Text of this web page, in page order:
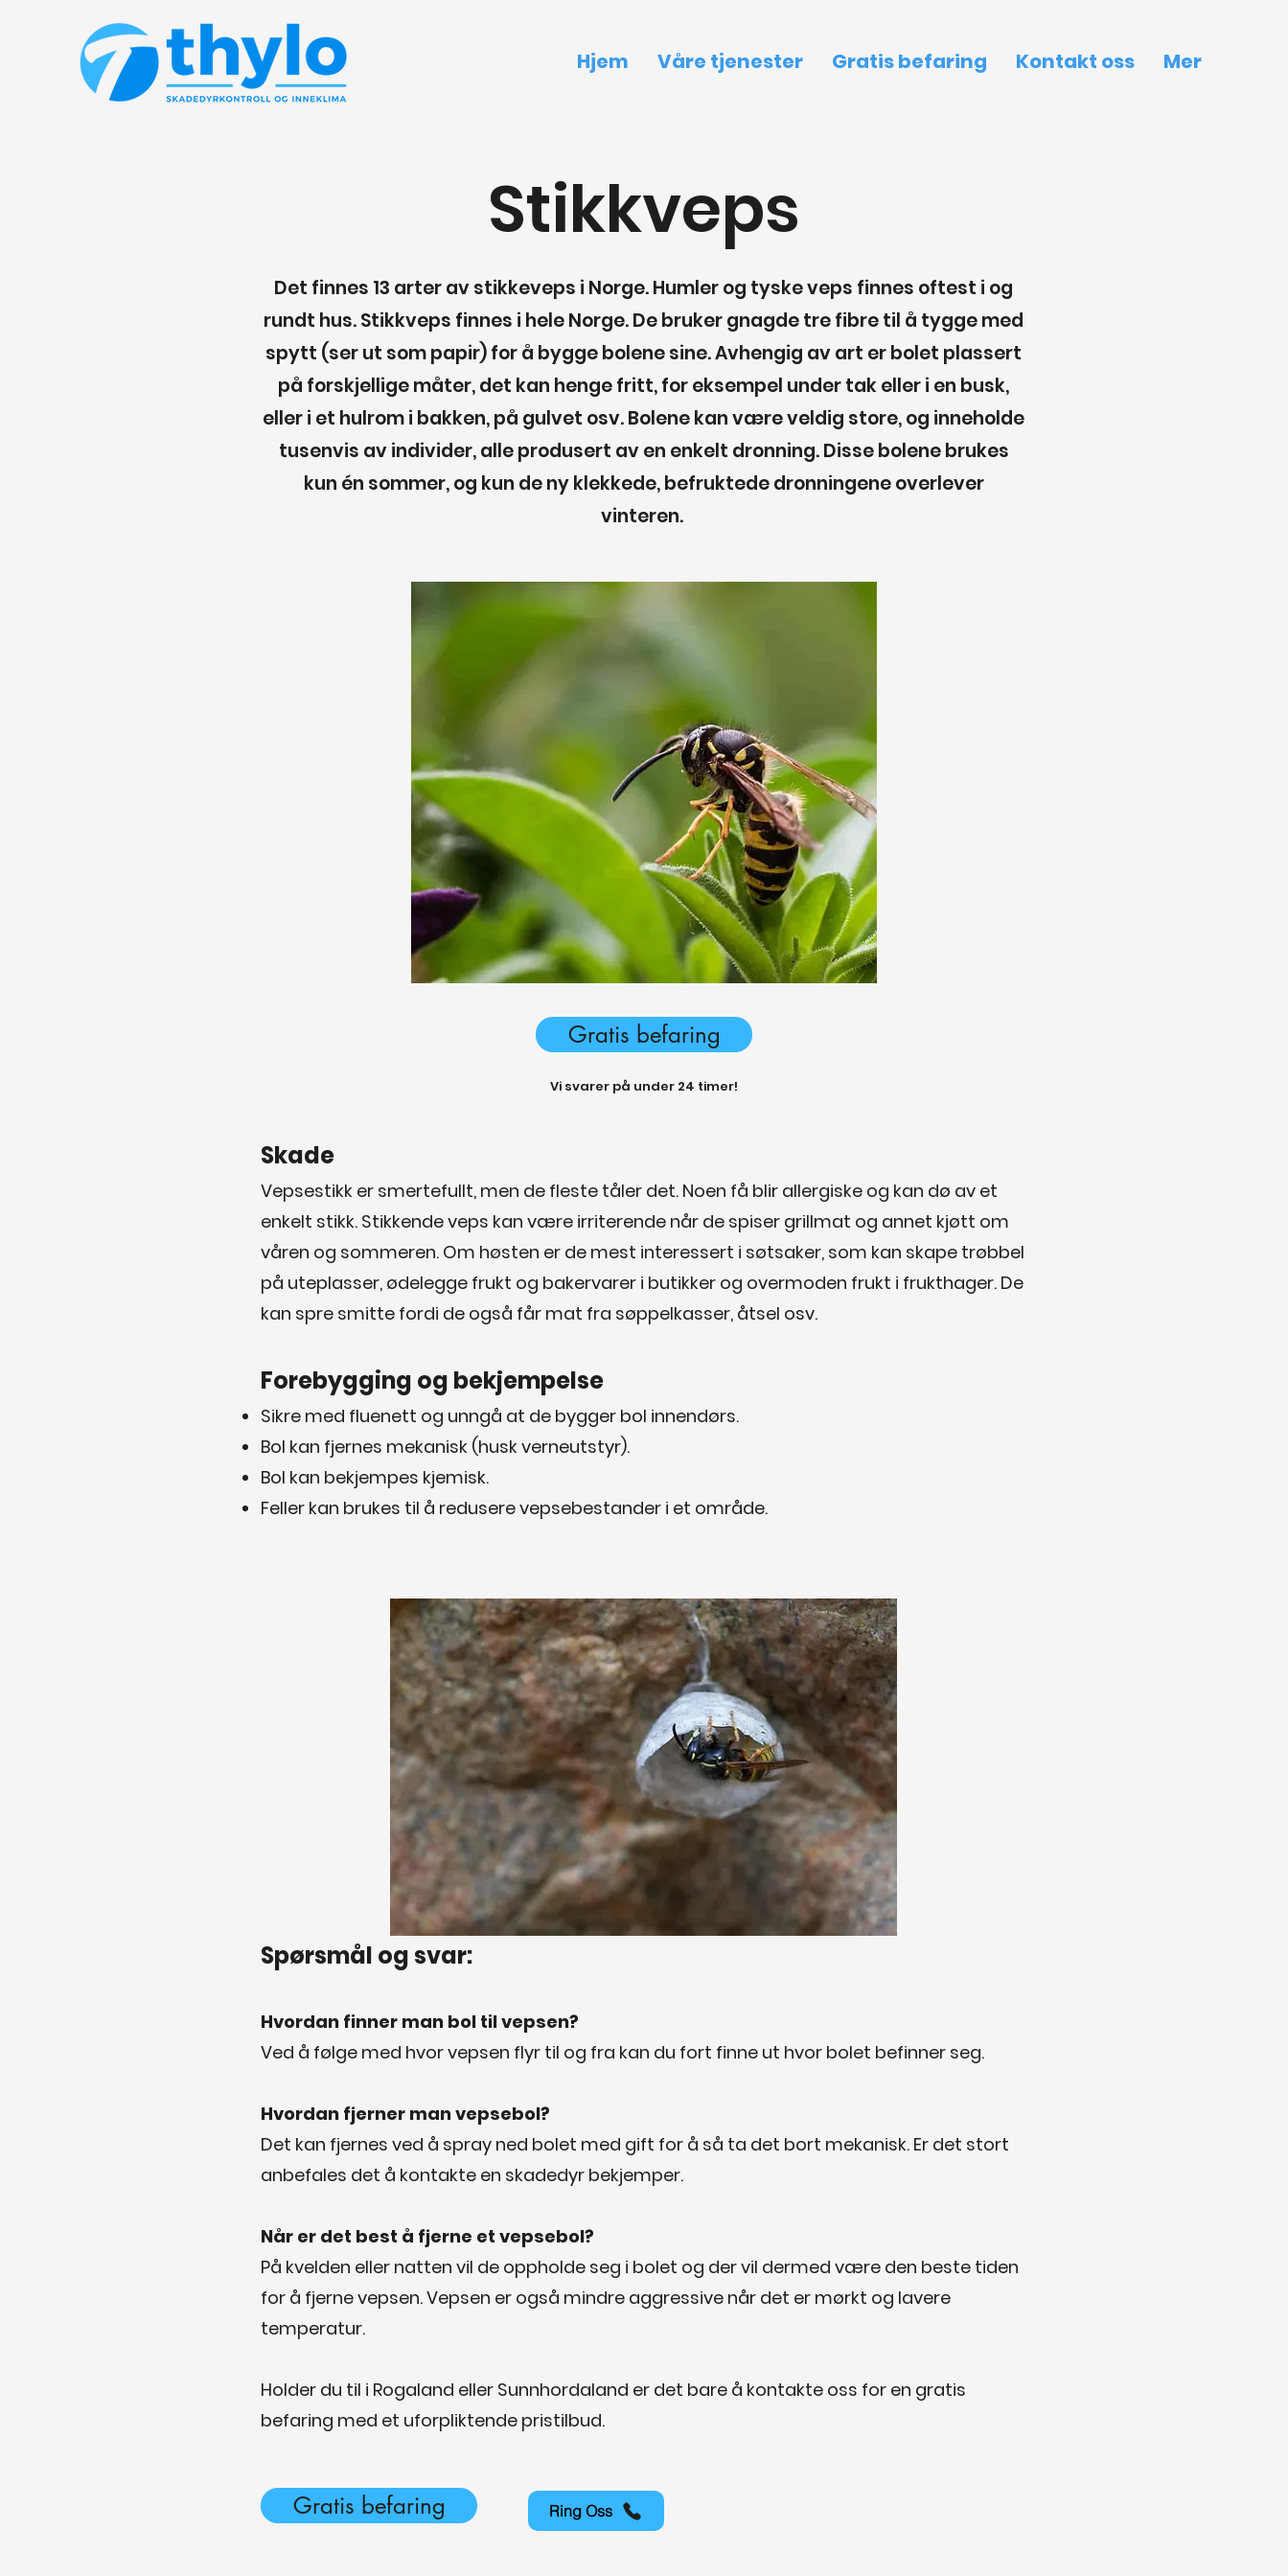
Hjem Våre tjenester Gratis befaring Kontakt oss Mer
Stikkveps
Det finnes 13 arter av stikkeveps i Norge. Humler og tyske veps finnes oftest i og
rundt hus. Stikkveps finnes i hele Norge. De bruker gnagde tre fibre til å tygge med
spytt (ser ut som papir) for å bygge bolene sine. Avhengig av art er bolet plassert
på forskjellige måter, det kan henge fritt, for eksempel under tak eller i en busk,
eller i et hulrom i bakken, på gulvet osv. Bolene kan være veldig store, og inneholde
tusenvis av individer, alle produsert av en enkelt dronning. Disse bolene brukes
kun én sommer, og kun de ny klekkede, befruktede dronningene overlever
vinteren.
Gratis befaring
Vi svarer på under 24 timer!
Skade
Vepsestikk er smertefullt, men de fleste tåler det. Noen få blir allergiske og kan dø av et
enkelt stikk. Stikkende veps kan være irriterende når de spiser grillmat og annet kjøtt om
våren og sommeren. Om høsten er de mest interessert i søtsaker, som kan skape trøbbel
på uteplasser, ødelegge frukt og bakervarer i butikker og overmoden frukt i frukthager. De
kan spre smitte fordi de også får mat fra søppelkasser, åtsel osv.
Forebygging og bekjempelse
Sikre med fluenett og unngå at de bygger bol innendørs.
Bol kan fjernes mekanisk (husk verneutstyr).
Bol kan bekjempes kjemisk.
Feller kan brukes til å redusere vepsebestander i et område.
Spørsmål og svar:
Hvordan finner man bol til vepsen?
Ved å følge med hvor vepsen flyr til og fra kan du fort finne ut hvor bolet befinner seg.
Hvordan fjerner man vepsebol?
Det kan fjernes ved å spray ned bolet med gift for å så ta det bort mekanisk. Er det stort
anbefales det å kontakte en skadedyr bekjemper.
Når er det best å fjerne et vepsebol?
På kvelden eller natten vil de oppholde seg i bolet og der vil dermed være den beste tiden
for å fjerne vepsen. Vepsen er også mindre aggressive når det er mørkt og lavere
temperatur.
Holder du til i Rogaland eller Sunnhordaland er det bare å kontakte oss for en gratis
befaring med et uforpliktende pristilbud.
Gratis befaring Ring Oss